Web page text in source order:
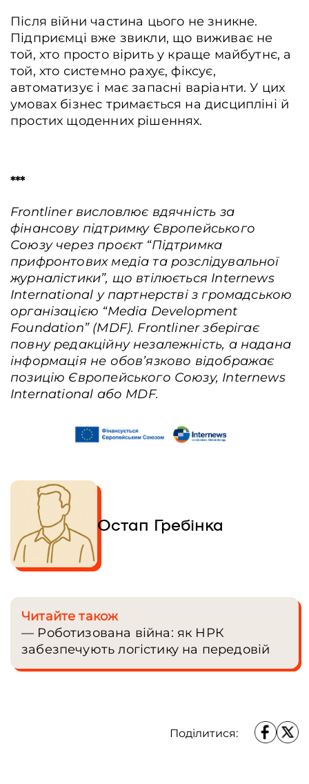
Після війни частина цього не зникне.
Підприємці вже звикли, що виживає не
той, хто просто вірить у краще майбутнє, а
той, хто системно рахує, фіксує,
автоматизує і має запасні варіанти. У цих
умовах бізнес тримається на дисципліні й
простих щоденних рішеннях.
***
Frontliner висловлює вдячність за
фінансову підтримку Європейського
Союзу через проєкт “Підтримка
прифронтових медіа та розслідувальної
журналістики”, що втілюється Internews
International у партнерстві з громадською
організацією “Media Development
Foundation” (MDF). Frontliner зберігає
повну редакційну незалежність, а надана
інформація не обов’язково відображає
позицію Європейського Союзу, Internews
International або MDF.
Остап Гребінка
Читайте також
— Роботизована війна: як НРК
забезпечують логістику на передовій
Поділитися: